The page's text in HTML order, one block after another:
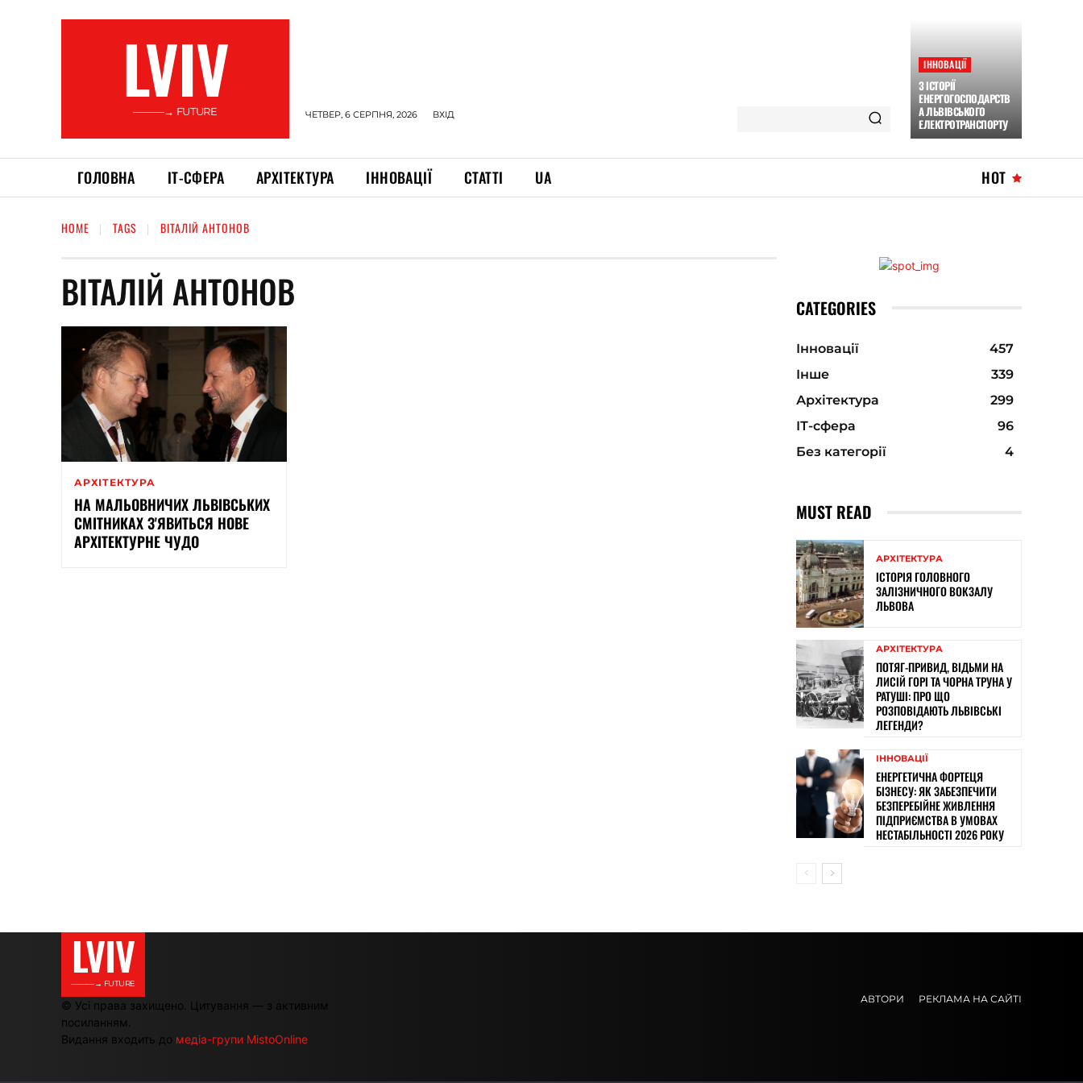
LVIV
———→ FUTURE ЧЕТВЕР, 6 СЕРПНЯ, 2026 ВХІД
ІННОВАЦІЇ
З ІСТОРІЇ
ЕНЕРГОГОСПОДАРСТВ
А ЛЬВІВСЬКОГО
ЕЛЕКТРОТРАНСПОРТУ
ГОЛОВНА ІТ-СФЕРА АРХІТЕКТУРА ІННОВАЦІЇ СТАТТІ UA HOT
HOME TAGS ВІТАЛІЙ АНТОНОВ
ВІТАЛІЙ АНТОНОВ
АРХІТЕКТУРА
НА МАЛЬОВНИЧИХ ЛЬВІВСЬКИХ
СМІТНИКАХ З'ЯВИТЬСЯ НОВЕ
АРХІТЕКТУРНЕ ЧУДО
CATEGORIES
Інновації
457
Інше
339
Архітектура
299
ІТ-сфера
96
Без категорії
4
MUST READ
АРХІТЕКТУРА
ІСТОРІЯ ГОЛОВНОГО
ЗАЛІЗНИЧНОГО ВОКЗАЛУ
ЛЬВОВА
АРХІТЕКТУРА
ПОТЯГ-ПРИВИД, ВІДЬМИ НА
ЛИСІЙ ГОРІ ТА ЧОРНА ТРУНА У
РАТУШІ: ПРО ЩО
РОЗПОВІДАЮТЬ ЛЬВІВСЬКІ
ЛЕГЕНДИ?
ІННОВАЦІЇ
ЕНЕРГЕТИЧНА ФОРТЕЦЯ
БІЗНЕСУ: ЯК ЗАБЕЗПЕЧИТИ
БЕЗПЕРЕБІЙНЕ ЖИВЛЕННЯ
ПІДПРИЄМСТВА В УМОВАХ
НЕСТАБІЛЬНОСТІ 2026 РОКУ
LVIV
———→ FUTURE
© Усі права захищено. Цитування — з активним
посиланням.
Видання входить до медіа-групи MistoOnline
АВТОРИ РЕКЛАМА НА САЙТІ